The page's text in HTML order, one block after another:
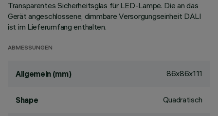
Transparentes Sicherheitsglas für LED-Lampe. Die an das
Gerät angeschlossene, dimmbare Versorgungseinheit DALI
ist im Lieferumfang enthalten.
ABMESSUNGEN
Allgemein (mm) 86x86x111
Shape Quadratisch